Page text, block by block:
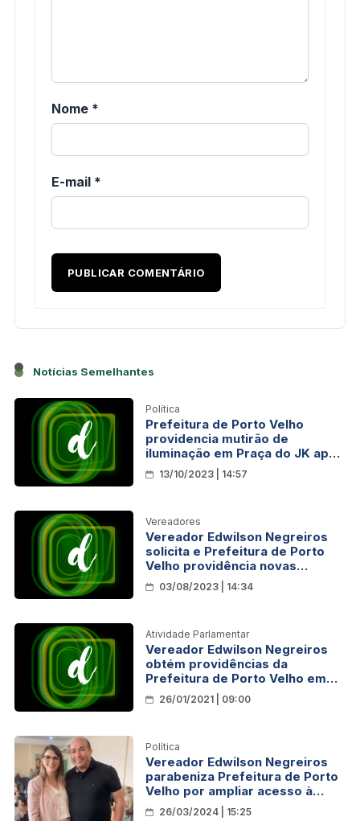
Nome *
E-mail *
Notícias Semelhantes
Política
Prefeitura de Porto Velho
providencia mutirão de
iluminação em Praça do JK após
pedido do vereador Edwilson
Negreiros
13/10/2023 | 14:57
Vereadores
Vereador Edwilson Negreiros
solicita e Prefeitura de Porto
Velho providência novas
lâmpadas no Bairro Mariana
03/08/2023 | 14:34
Atividade Parlamentar
Vereador Edwilson Negreiros
obtém providências da
Prefeitura de Porto Velho em
restauração no Bairro São
Cristóvão
26/01/2021 | 09:00
Política
Vereador Edwilson Negreiros
parabeniza Prefeitura de Porto
Velho por ampliar acesso à
educação infantil
26/03/2024 | 15:25